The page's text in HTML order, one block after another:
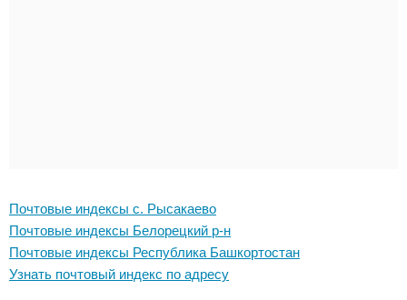
Почтовые индексы с. Рысакаево
Почтовые индексы Белорецкий р-н
Почтовые индексы Республика Башкортостан
Узнать почтовый индекс по адресу